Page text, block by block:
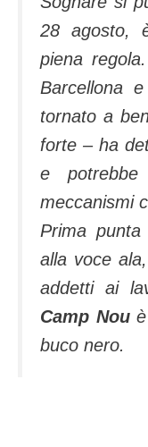
28 agosto,
piena
Barcellona
tornato a
forte – ha
e potrebbe
meccanismi
Prima
alla voce ala,
addetti ai
Camp Nouè
buco nero.